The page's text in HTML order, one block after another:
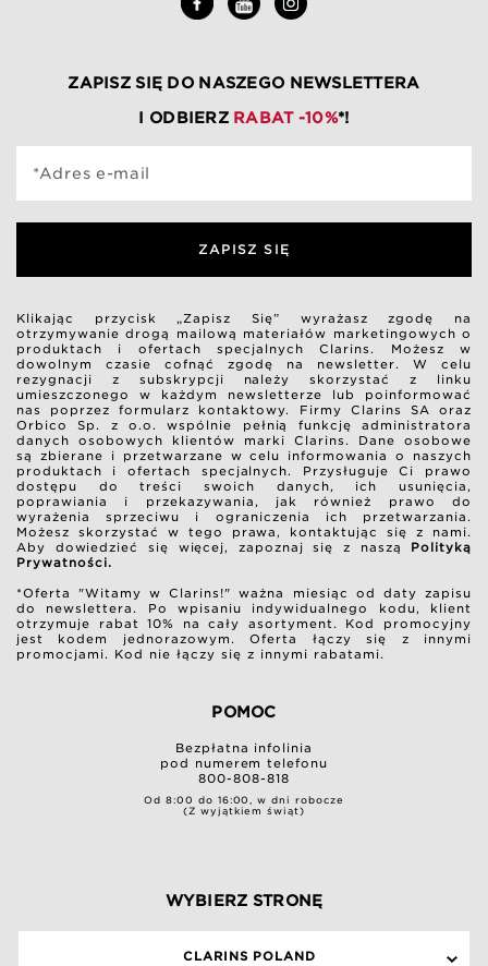
ZAPISZ SIĘ DO NASZEGO NEWSLETTERA
I ODBIERZ RABAT -10%*!
*Adres e-mail
ZAPISZ SIĘ
Klikając przycisk „Zapisz Się” wyrażasz zgodę na
otrzymywanie drogą mailową materiałów marketingowych o
produktach i ofertach specjalnych Clarins. Możesz w
dowolnym czasie cofnąć zgodę na newsletter. W celu
rezygnacji z subskrypcji należy skorzystać z linku
umieszczonego w każdym newsletterze lub poinformować
nas poprzez formularz kontaktowy. Firmy Clarins SA oraz
Orbico Sp. z o.o. wspólnie pełnią funkcję administratora
danych osobowych klientów marki Clarins. Dane osobowe
są zbierane i przetwarzane w celu informowania o naszych
produktach i ofertach specjalnych. Przysługuje Ci prawo
dostępu do treści swoich danych, ich usunięcia,
poprawiania i przekazywania, jak również prawo do
wyrażenia sprzeciwu i ograniczenia ich przetwarzania.
Możesz skorzystać w tego prawa, kontaktując się z nami.
Aby dowiedzieć się więcej, zapoznaj się z naszą Polityką
Prywatności.
*Oferta "Witamy w Clarins!" ważna miesiąc od daty zapisu
do newslettera. Po wpisaniu indywidualnego kodu, klient
otrzymuje rabat 10% na cały asortyment. Kod promocyjny
jest kodem jednorazowym. Oferta łączy się z innymi
promocjami. Kod nie łączy się z innymi rabatami.
POMOC
Bezpłatna infolinia
pod numerem telefonu
800-808-818
Od 8:00 do 16:00, w dni robocze
(Z wyjątkiem świąt)
WYBIERZ STRONĘ
CLARINS POLAND